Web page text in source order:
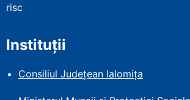
risc
Instituții
Consiliul Județean Ialomița